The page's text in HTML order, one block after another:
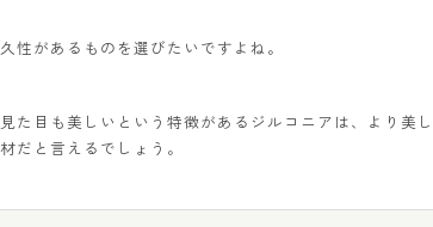
性があるものを選びたいですよね。
た目も美しいという特徴があるジルコニアは、より美し
だと言えるでしょう。